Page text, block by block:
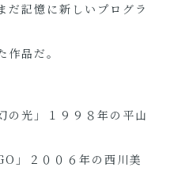
だ記憶に新しいプログラ
品だ。
の光」１９９８年の平山
」２００６年の西川美